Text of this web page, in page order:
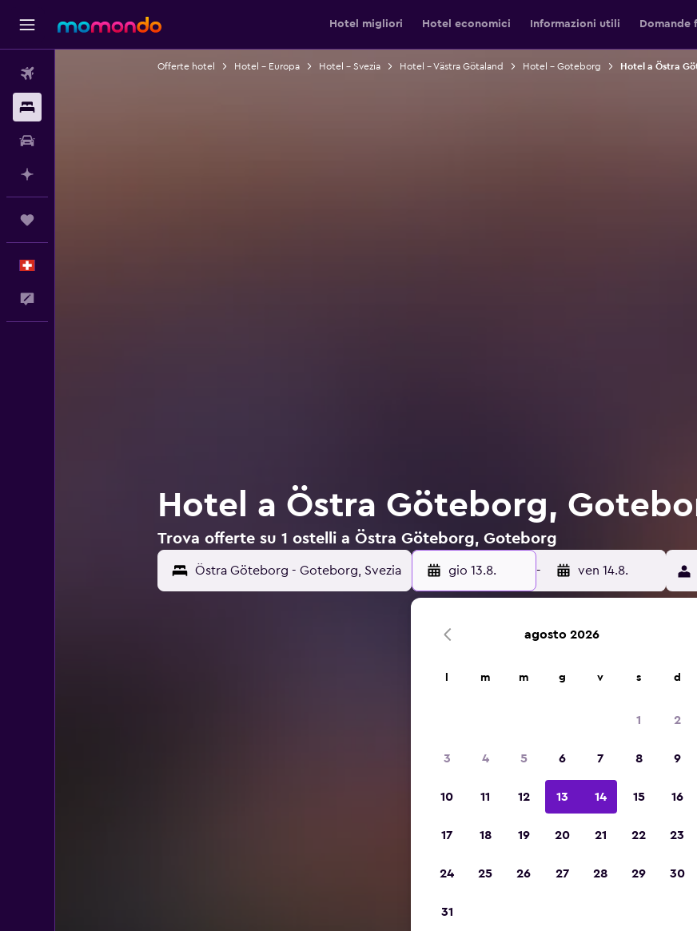
Hotel migliori Hotel economici Informazioni utili Domande
Offerte hotel Hotel - Europa Hotel - Svezia Hotel - Västra Götaland Hotel - Goteborg Hotel a Östra
Hotel a Östra Göteborg,
Trova offerte su 1 ostelli a Östra Göteborg, Goteborg
gio 13.8. - ven 14.8.
agosto 2026
m m g v s d
1 2
3 4 5 6 7 8 9
10 11 12 13 14 15 16
17 18 19 20 21 22 23
24 25 26 27 28 29 30
31